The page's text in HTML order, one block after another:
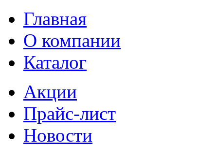
Главная
О компании
Каталог
Акции
Прайс-лист
Новости